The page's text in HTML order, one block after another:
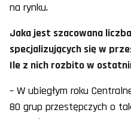
na rynku.
Jaka jest szacowana
specjalizujących się w
Ile z nich rozbito w
– W ubiegłym roku
80 grup przestępczych o